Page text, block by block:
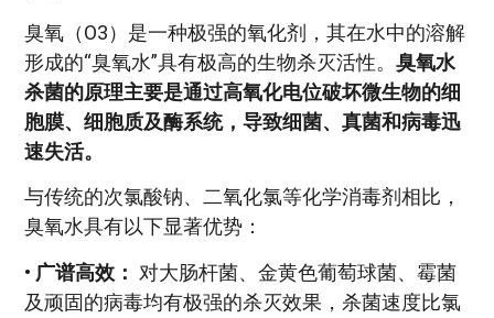
臭氧（O3）是一种极强的氧化剂，其在水中的溶解
形成的“臭氧水”具有极高的生物杀灭活性。 臭氧水
杀菌的原理主要是通过高氧化电位破坏微生物的细
胞膜、细胞质及酶系统，导致细菌、真菌和病毒迅
速失活。
与传统的次氯酸钠、二氧化氯等化学消毒剂相比，
臭氧水具有以下显著优势：
• 广谱高效： 对大肠杆菌、金黄色葡萄球菌、霉菌
及顽固的病毒均有极强的杀灭效果，杀菌速度比氯